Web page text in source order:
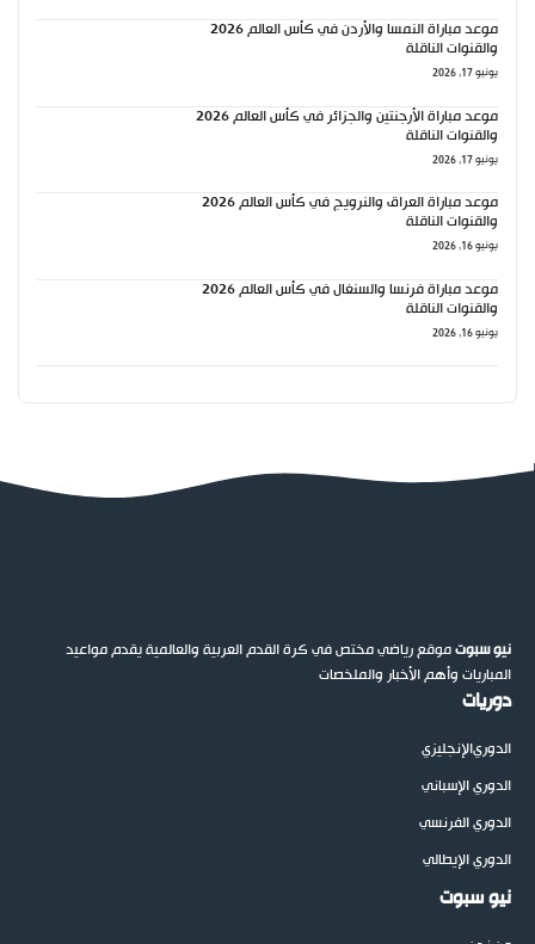
موعد مباراة النمسا والأردن في كأس العالم 2026
والقنوات الناقلة
يونيو 17, 2026
موعد مباراة الأرجنتين والجزائر في كأس العالم 2026
والقنوات الناقلة
يونيو 17, 2026
موعد مباراة العراق والنرويج في كأس العالم 2026
والقنوات الناقلة
يونيو 16, 2026
موعد مباراة فرنسا والسنغال في كأس العالم 2026
والقنوات الناقلة
يونيو 16, 2026
نيو سبوتموقع رياضي مختص في كرة القدم العربية والعالمية يقدم مواعيد
المباريات وأهم الأخبار والملخصات
دوريات
الدوريالإنجليزي
الدوري الإسباني
الدوري الفرنسي
الدوري الإيطالي
نيو سبوت